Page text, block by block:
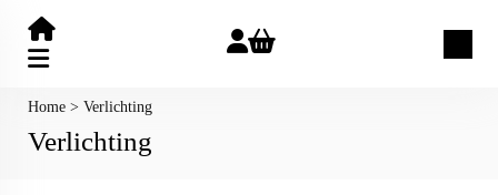
Home > Verlichting
Verlichting